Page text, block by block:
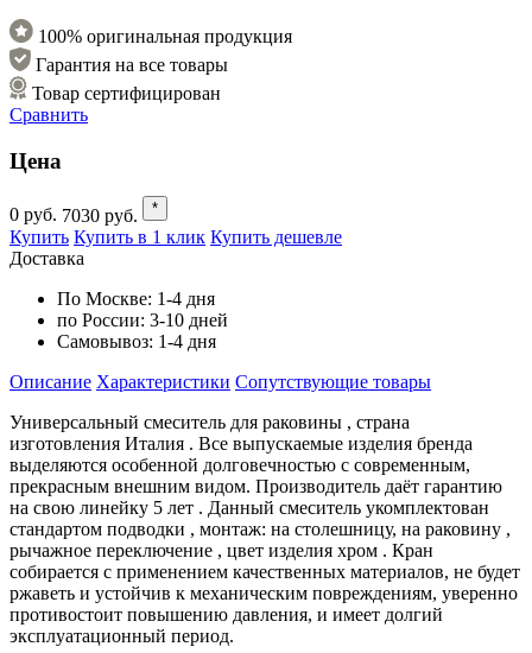
100% оригинальная продукция
Гарантия на все товары
Товар сертифицирован
Сравнить
Цена
0 руб. 7030 руб. *
Купить Купить в 1 клик Купить дешевле
Доставка
По Москве: 1-4 дня
по России: 3-10 дней
Самовывоз: 1-4 дня
Описание Характеристики Cопутствующие товары
Универсальный смеситель для раковины , страна
изготовления Италия . Все выпускаемые изделия бренда
выделяются особенной долговечностью с современным,
прекрасным внешним видом. Производитель даёт гарантию
на свою линейку 5 лет . Данный смеситель укомплектован
стандартом подводки , монтаж: на столешницу, на раковину ,
рычажное переключение , цвет изделия хром . Кран
собирается с применением качественных материалов, не будет
ржаветь и устойчив к механическим повреждениям, уверенно
противостоит повышению давления, и имеет долгий
эксплуатационный период.